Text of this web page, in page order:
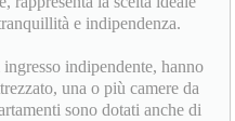
e indipendenza.
indipendente, hanno
una o più camere da
sono dotati anche di